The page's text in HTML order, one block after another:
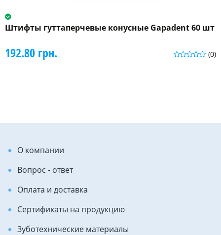
Штифты гуттаперчевые конусные Gapadent 60 шт
(0)
192.80 грн.
О компании
Вопрос - ответ
Оплата и доставка
Сертификаты на продукцию
Зуботехнические материалы